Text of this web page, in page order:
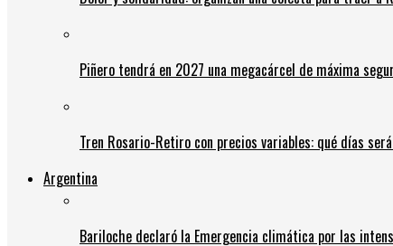
Piñero tendrá en 2027 una megacárcel de máxima
Tren Rosario-Retiro con precios variables: qué días
Argentina
Bariloche declaró la Emergencia climática por las